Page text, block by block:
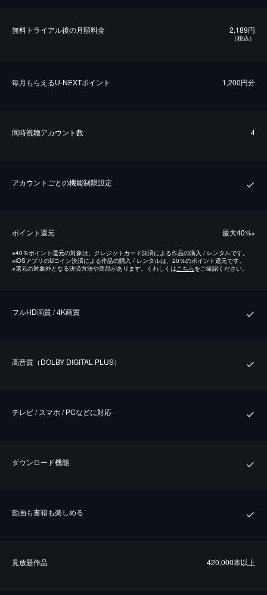
無料トライアル後の⽉額料金 2,189円
（税込）
毎⽉もらえるU-NEXTポイント 1,200円分
同時視聴アカウント数 4
アカウントごとの機能制限設定
ポイント還元 最⼤40%※
※40％ポイント還元の対象は、クレジットカード決済による作品の購入 / レンタルです。
※iOSアプリのUコイン決済による作品の購入 / レンタルは、20％のポイント還元です。
※還元の対象外となる決済方法や商品があります。くわしくはこちらをご確認ください。
フルHD画質 / 4K画質
⾼⾳質（DOLBY DIGITAL PLUS）
テレビ / スマホ / PCなどに対応
ダウンロード機能
動画も書籍も楽しめる
⾒放題作品 420,000本以上